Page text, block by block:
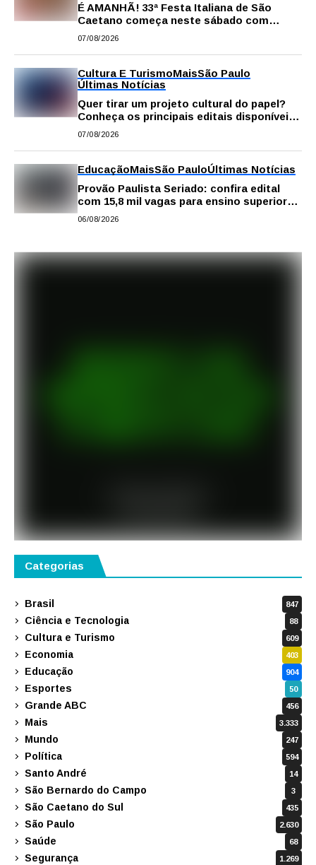
É AMANHÃ! 33ª Festa Italiana de São
Caetano começa neste sábado com
gastronomia, música e solidariedade
07/08/2026
Cultura E TurismoMaisSão Paulo
Últimas Notícias
Quer tirar um projeto cultural do papel?
Conheça os principais editais disponíveis
em São Paulo
07/08/2026
EducaçãoMaisSão PauloÚltimas Notícias
Provão Paulista Seriado: confira edital
com 15,8 mil vagas para ensino superior
público
06/08/2026
Categorias
Brasil 847
Ciência e Tecnologia 88
Cultura e Turismo 609
Economia 403
Educação 904
Esportes 50
Grande ABC 456
Mais 3.333
Mundo 247
Política 594
Santo André 14
São Bernardo do Campo 3
São Caetano do Sul 435
São Paulo 2.630
Saúde 68
Segurança 1.269